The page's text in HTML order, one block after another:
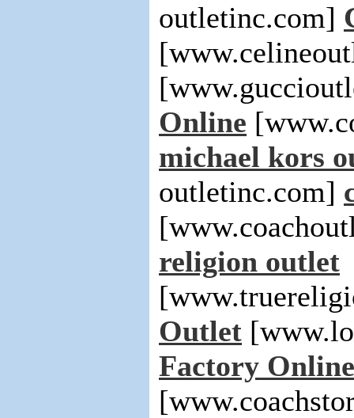
outletinc.com]
Online
michael kors
outletinc.com]
religion outlet
Outlet
Factory Online